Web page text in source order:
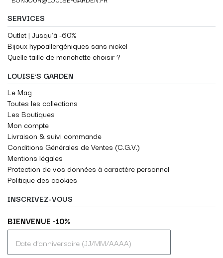
SERVICES
Outlet | Jusqu'à -60%
Bijoux hypoallergéniques sans nickel
Quelle taille de manchette choisir ?
LOUISE'S GARDEN
Le Mag
Toutes les collections
Les Boutiques
Mon compte
Livraison & suivi commande
Conditions Générales de Ventes (C.G.V.)
Mentions légales
Protection de vos données à caractère personnel
Politique des cookies
INSCRIVEZ-VOUS
BIENVENUE -10%